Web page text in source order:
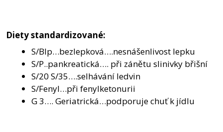
Diety standardizované:
S/Blp…bezlepková….nesnášenlivost lepku
S/P..pankreatická…. při zánětu slinivky břišní
S/20 S/35….selhávání ledvin
S/Fenyl…při fenylketonurii
G 3…. Geriatrická…podporuje chuť k jídlu